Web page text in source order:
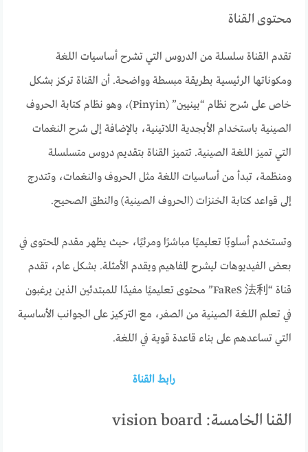
محتوى القناة
تقدم القناة سلسلة من الدروس التي تشرح أساسيات اللغة
ومكوناتها الرئيسية بطريقة مبسطة وواضحة. أن القناة تركز بشكل
خاص على شرح نظام “بينيين” (Pinyin)، وهو نظام كتابة الحروف
الصينية باستخدام الأبجدية اللاتينية، بالإضافة إلى شرح النغمات
التي تميز اللغة الصينية. تتميز القناة بتقديم دروس متسلسلة
ومنظمة، تبدأ من أساسيات اللغة مثل الحروف والنغمات، وتتدرج
إلى قواعد كتابة الخنزات (الحروف الصينية) والنطق الصحيح.
وتستخدم أسلوبًا تعليميًا مباشرًا ومرئيًا، حيث يظهر مقدم المحتوى في
بعض الفيديوهات ليشرح المفاهيم ويقدم الأمثلة. بشكل عام، تقدم
قناة “FaReS 法利” محتوى تعليميًا مفيدًا للمبتدئين الذين يرغبون
في تعلم اللغة الصينية من الصفر، مع التركيز على الجوانب الأساسية
التي تساعدهم على بناء قاعدة قوية في اللغة.
رابط القناة
القنا الخامسة: vision board